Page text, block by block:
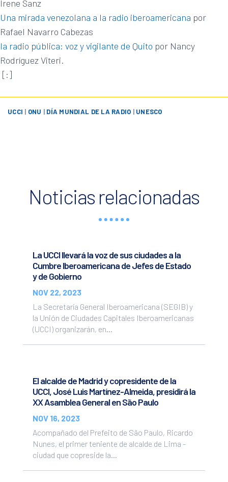
Irene Sanz
Una mirada venezolana a la radio iberoamericana por
Rafael Navarro Cabezas
la radio pública: voz y vigilante de Quito por Nancy
Rodríguez Viteri.
[:]
UCCI | ONU | DÍA MUNDIAL DE LA RADIO | UNESCO
Noticias relacionadas
La UCCI llevará la voz de sus ciudades a la
Cumbre Iberoamericana de Jefes de Estado
y de Gobierno
NOV 22, 2023
La Secretaría General Iberoamericana (SEGIB) y
la Unión de Ciudades Capitales Iberoamericanas
(UCCI) organizarán, en...
El alcalde de Madrid y copresidente de la
UCCI, José Luis Martínez-Almeida, presidirá la
XX Asamblea General en São Paulo
NOV 16, 2023
Acompañado del Prefeito de São Paulo, Ricardo
Nunes, el primer teniente de alcalde de Lima -
ciudad que copreside la...